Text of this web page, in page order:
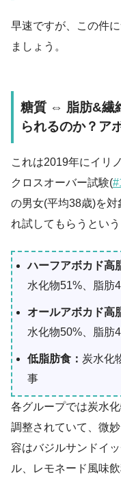
早速ですが、この件
ましょう。
糖質 ⇔ 脂肪&繊
られるのか？ア
これは2019年にイリ
クロスオーバー試験(
の男女(平均38歳)を
れ試してもらうという
ハーフアボカド高
水化物51%、脂肪
オールアボカド高
水化物50%、脂肪
低脂肪食： 炭水化
事
各グループでは炭水
調整されていて、微
容はバジルサンドイ
ル、レモネード風味